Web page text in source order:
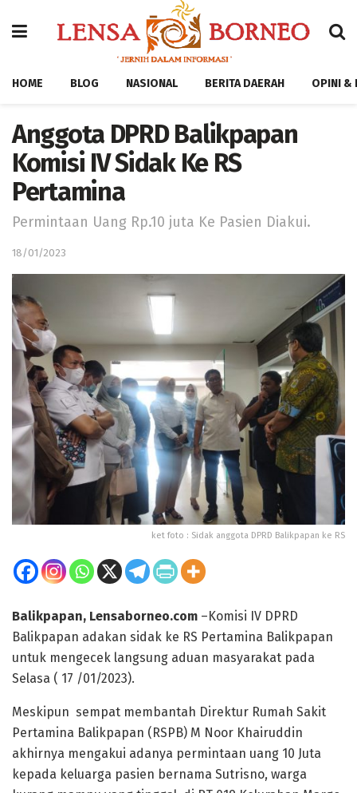
HOME BLOG NASIONAL BERITA DAERAH OPINI &
Anggota DPRD Balikpapan
Komisi IV Sidak Ke RS
Pertamina
Permintaan Uang Rp.10 juta Ke Pasien Diakui.
18/01/2023
ket foto : Sidak anggota DPRD Balikpapan ke RS
Balikpapan, Lensaborneo.com –Komisi IV DPRD
Balikpapan adakan sidak ke RS Pertamina Balikpapan
untuk mengecek langsung aduan masyarakat pada
Selasa ( 17 /01/2023).
Meskipun sempat membantah Direktur Rumah Sakit
Pertamina Balikpapan (RSPB) M Noor Khairuddin
akhirnya mengakui adanya permintaan uang 10 Juta
kepada keluarga pasien bernama Sutrisno, warga